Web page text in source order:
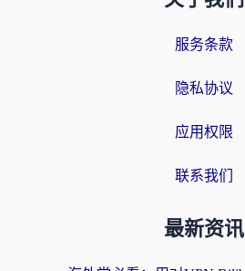
服务条款
隐私协议
应用权限
联系我们
最新资讯